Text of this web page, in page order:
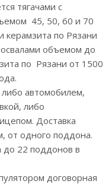
тягачами с
45, 50, 60 и 70
по Рязани
объемом до
по Рязани от 1500
автомобилем,
либо
Доставка
от одного поддона.
до 22 поддонов в
договорная